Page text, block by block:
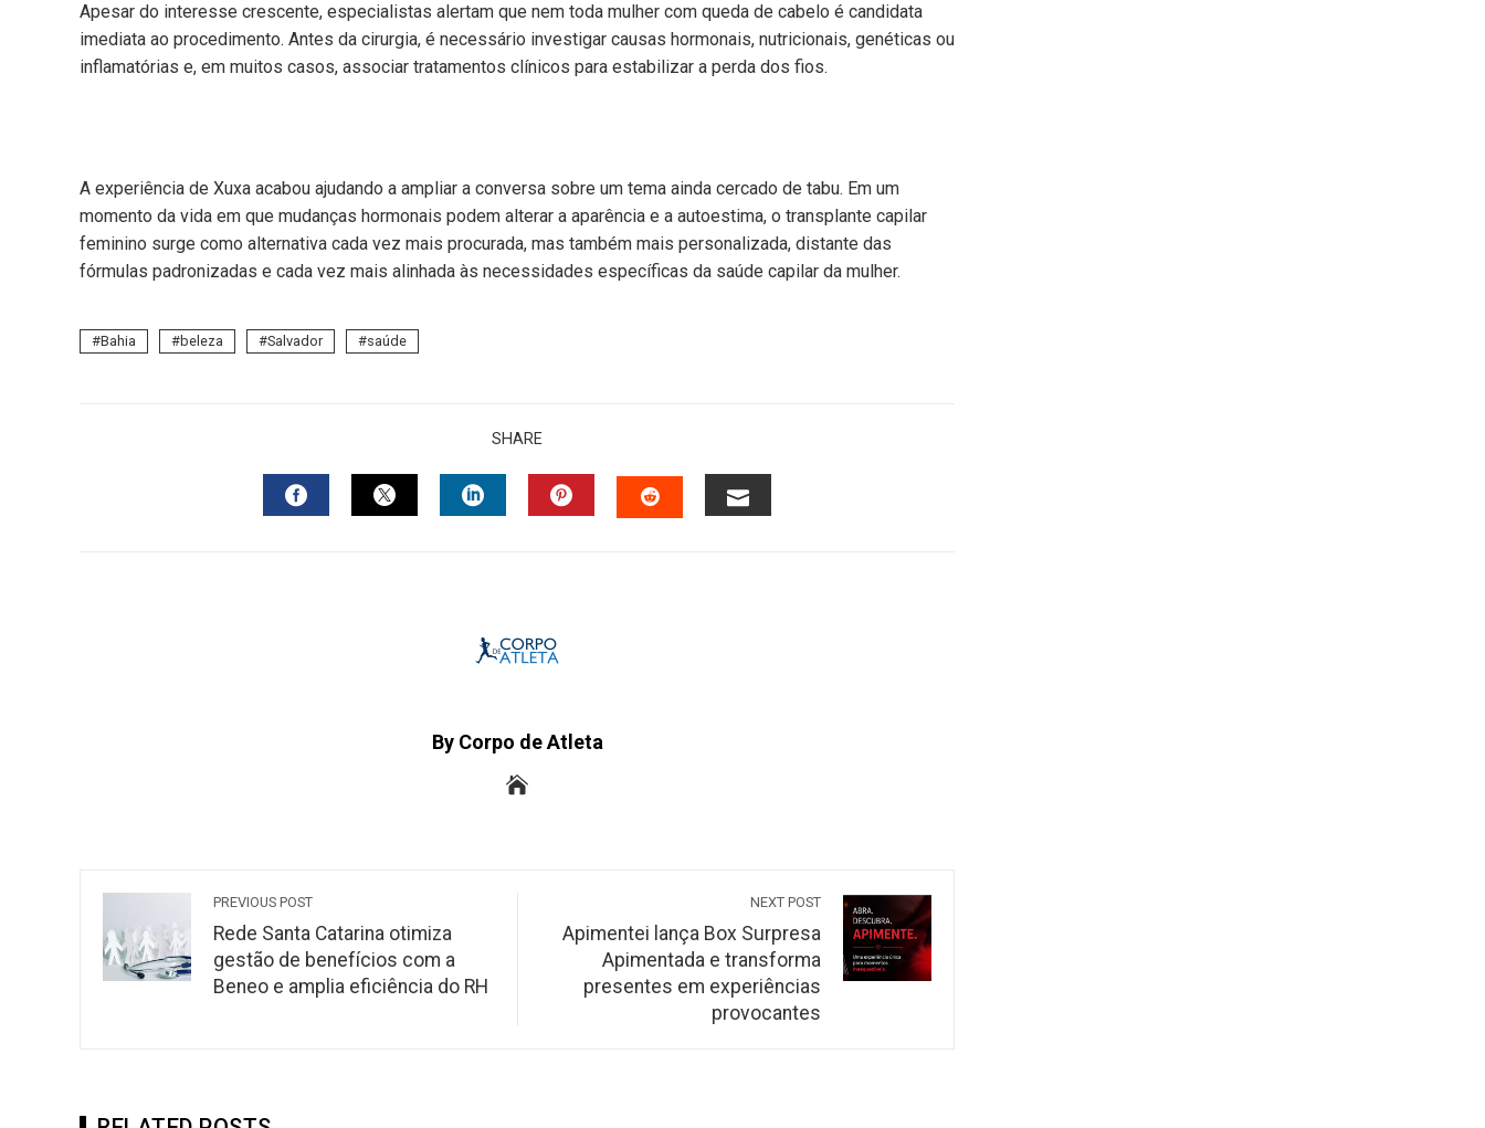
Apesar do interesse crescente, especialistas alertam que nem toda mulher com queda de cabelo é candidata
imediata ao procedimento. Antes da cirurgia, é necessário investigar causas hormonais, nutricionais, genéticas ou
inflamatórias e, em muitos casos, associar tratamentos clínicos para estabilizar a perda dos fios.
A experiência de Xuxa acabou ajudando a ampliar a conversa sobre um tema ainda cercado de tabu. Em um
momento da vida em que mudanças hormonais podem alterar a aparência e a autoestima, o transplante capilar
feminino surge como alternativa cada vez mais procurada, mas também mais personalizada, distante das
fórmulas padronizadas e cada vez mais alinhada às necessidades específicas da saúde capilar da mulher.
Bahia beleza Salvador saúde
SHARE
By Corpo de Atleta
PREVIOUS POST
Rede Santa Catarina otimiza
gestão de benefícios com a
Beneo e amplia eficiência do RH
NEXT POST
Apimentei lança Box Surpresa
Apimentada e transforma
presentes em experiências
provocantes